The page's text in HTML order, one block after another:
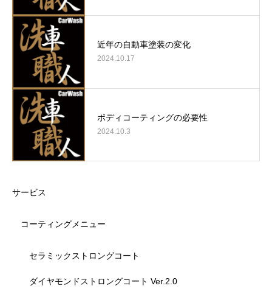
近年の自動車塗装の変化
2024.10.17
ボディコーティングの必要性
2024.10.3
サービス
コーティングメニュー
セラミックストロングコート
ダイヤモンドストロングコート Ver.2.0